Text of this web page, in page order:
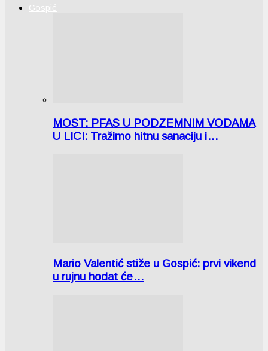
Gospić
MOST: PFAS U PODZEMNIM VODAMA
U LICI: Tražimo hitnu sanaciju i…
Mario Valentić stiže u Gospić: prvi vikend
u rujnu hodat će…